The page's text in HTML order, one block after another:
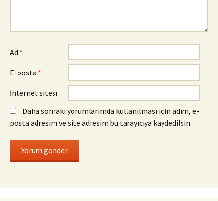
Ad *
E-posta *
İnternet sitesi
Daha sonraki yorumlarımda kullanılması için adım, e-
posta adresim ve site adresim bu tarayıcıya kaydedilsin.